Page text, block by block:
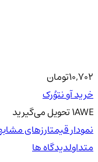
10,702تومان
خرید آو نتوُرک
1AWEتحویلمی‌گیرید
نمودار قیمتارزهای مشابه
متداولدیدگاه ها